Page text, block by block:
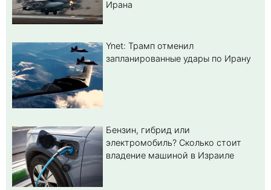
Ирана
Ynet: Трамп отменил
запланированные удары по Ирану
Бензин, гибрид или
электромобиль? Cколько стоит
владение машиной в Израиле